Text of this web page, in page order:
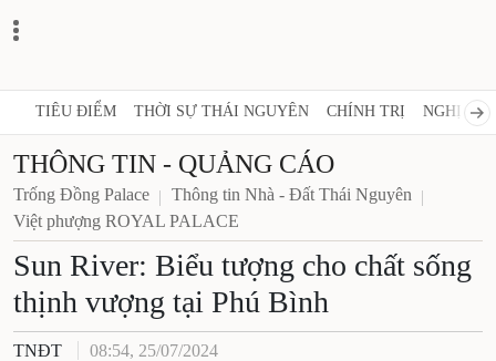
TIÊU ĐIỂM THỜI SỰ THÁI NGUYÊN CHÍNH TRỊ NGHỊ
THÔNG TIN - QUẢNG CÁO
Trống Đồng Palace
Thông tin Nhà - Đất Thái Nguyên
Việt phượng ROYAL PALACE
Sun River: Biểu tượng cho chất sống
thịnh vượng tại Phú Bình
TNĐT 08:54, 25/07/2024